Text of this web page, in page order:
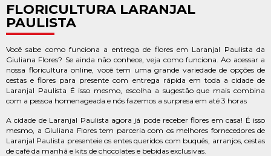
FLORICULTURA LARANJAL
PAULISTA
Você sabe como funciona a entrega de flores em Laranjal Paulista da
Giuliana Flores? Se ainda não conhece, veja como funciona. Ao acessar a
nossa floricultura online, você tem uma grande variedade de opções de
cestas e flores para presente com entrega rápida em toda a cidade de
Laranjal Paulista É isso mesmo, escolha a sugestão que mais combina
com a pessoa homenageada e nós fazemos a surpresa em até 3 horas
A cidade de Laranjal Paulista agora já pode receber flores em casa! É isso
mesmo, a Giuliana Flores tem parceria com os melhores fornecedores de
Laranjal Paulista presenteie os entes queridos com buquês, arranjos, cestas
de café da manhã e kits de chocolates e bebidas exclusivas.